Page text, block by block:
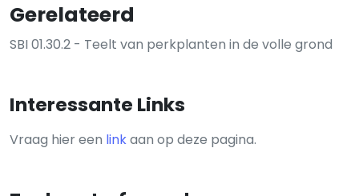
Gerelateerd
SBI 01.30.2 - Teelt van perkplanten in de volle grond
Interessante Links
Vraag hier een linkaan op deze pagina.